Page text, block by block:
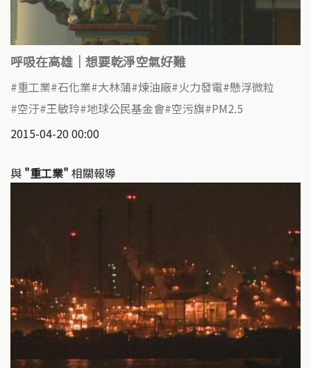
呼吸在高雄｜想要乾淨空氣好難
重工業 石化業 大林蒲 煉油廠 火力發電 懸浮微粒
空汙 王敏玲 地球公民基金會 空污旗 PM2.5
2015-04-20 00:00
與 "重工業" 相關報導